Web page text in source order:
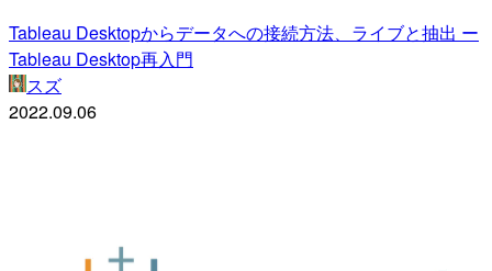
Tableau Desktopからデータへの接続方法、ライブと抽出 ー
Tableau Desktop再入門
スズ
2022.09.06